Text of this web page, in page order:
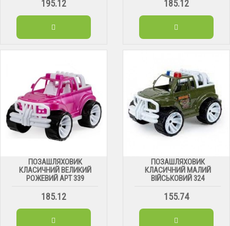
195.12 185.12
ПОЗАШЛЯХОВИК
КЛАСИЧНИЙ ВЕЛИКИЙ
РОЖЕВИЙ АРТ 339
185.12
ПОЗАШЛЯХОВИК
КЛАСИЧНИЙ МАЛИЙ
ВІЙСЬКОВИЙ 324
155.74